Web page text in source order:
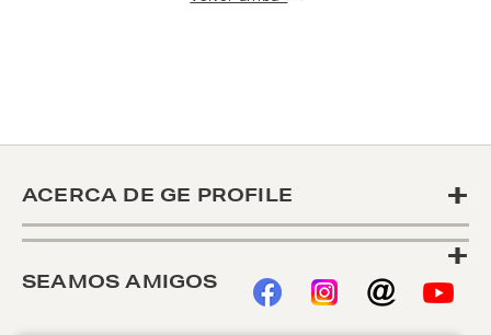
ACERCA DE GE PROFILE
+
+
SEAMOS AMIGOS